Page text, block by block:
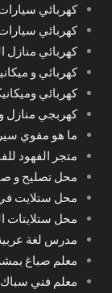
كهربائي
كهربائي
كهربائي منازل الكويت
كهربائي و
كهربائي
كهربجي منازل
ما هو مقوي
متجر الفهود
محل تصليح و
محل ستلايت في
محل ستلايتات
مدرس لغة
معلم صباغ
معلم فني